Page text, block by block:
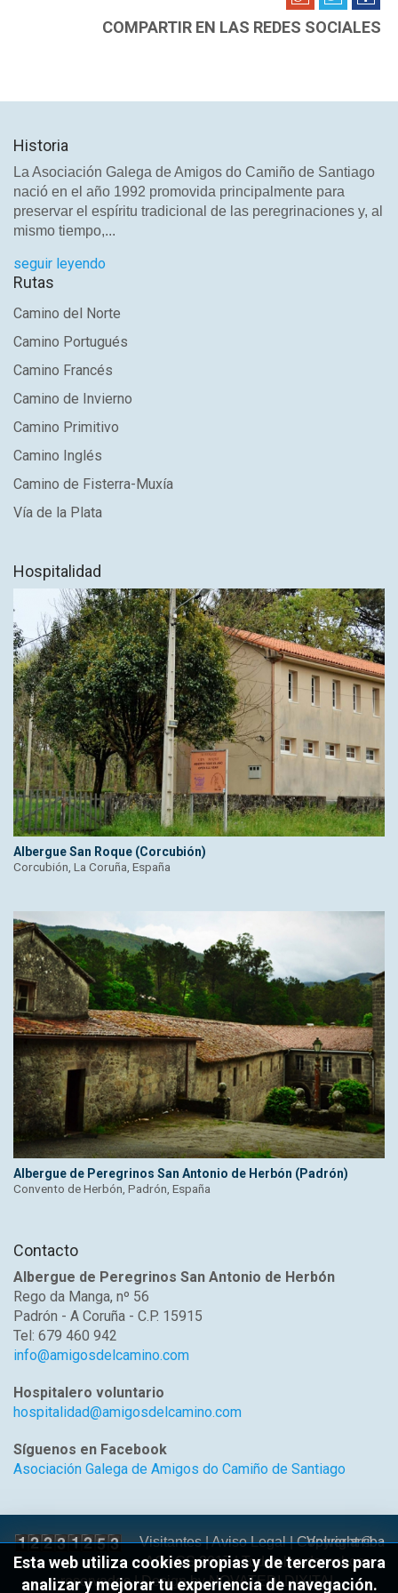
COMPARTIR EN LAS REDES SOCIALES
Historia
La Asociación Galega de Amigos do Camiño de Santiago
nació en el año 1992 promovida principalmente para
preservar el espíritu tradicional de las peregrinaciones y, al
mismo tiempo,...
seguir leyendo
Rutas
Camino del Norte
Camino Portugués
Camino Francés
Camino de Invierno
Camino Primitivo
Camino Inglés
Camino de Fisterra-Muxía
Vía de la Plata
Hospitalidad
Albergue San Roque (Corcubión)
Corcubión, La Coruña, España
Albergue de Peregrinos San Antonio de Herbón (Padrón)
Convento de Herbón, Padrón, España
Contacto
Albergue de Peregrinos San Antonio de Herbón
Rego da Manga, nº 56
Padrón - A Coruña - C.P. 15915
Tel: 679 460 942
info@amigosdelcamino.com
Hospitalero voluntario
hospitalidad@amigosdelcamino.com
Síguenos en Facebook
Asociación Galega de Amigos do Camiño de Santiago
Volver arriba
Visitantes |Aviso Legal| Copyright ©
AGACS 2017 | Todos los derechos
reservados | Design byNOVATEDI DIXITAL
Esta web utiliza cookies propias y de terceros para
analizar y mejorar tu experiencia de navegación.